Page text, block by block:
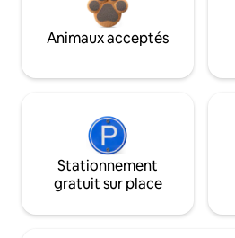
Animaux acceptés
Stationnement
gratuit sur place